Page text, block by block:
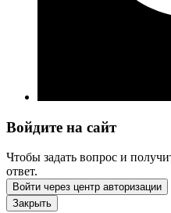
Войдите на сайт
Чтобы задать вопрос и
ответ.
Войти через центр авторизации
Закрыть